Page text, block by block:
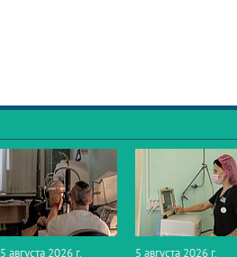
5 августа 2026 г. 5 августа 2026 г.